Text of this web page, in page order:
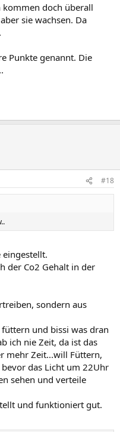
kommen doch überall
sie wachsen. Da
Punkte genannt. Die
#18
der Co2 Gehalt in der
sondern aus
und bissi was dran
ich nie Zeit, da ist das
mehr Zeit...will Füttern,
das Licht um 22Uhr
sehen und verteile
und funktioniert gut.